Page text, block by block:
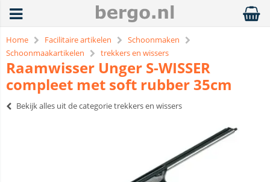
Home Facilitaire artikelen
Schoonmaken
Schoonmaakartikelen
trekkers en wissers
Raamwisser Unger S-WISSER
compleet met soft rubber 35cm
Bekijk alles uit de categorie trekkers en wissers